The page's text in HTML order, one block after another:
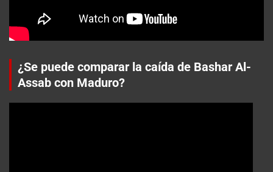
¿Se puede comparar la caída de Bashar Al-
Assab con Maduro?